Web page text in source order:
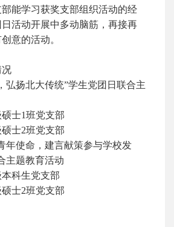
能学习获奖支部组织活动的经
活动开展中多动脑筋，再接再
意的活动。
况
弘扬北大传统”学生党团日联合主
士1班党支部
士2班党支部
年使命，建言献策参与学校发
主题教育活动
科生党支部
士2班党支部